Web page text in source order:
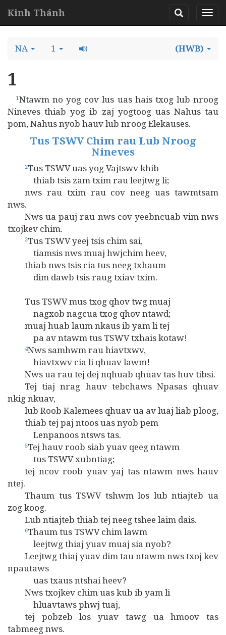
Kinh Thánh
NA 1 (HWB)
1
1Ntawm no yog cov lus uas hais txog lub nroog
Nineves thiab yog ib zaj yogtoog uas Nahus tau
pom, Nahus nyob hauv lub nroog Elekauses.
Tus TSWV Chim rau Lub Nroog
Nineves
2Tus TSWV uas yog Vajtswv khib
thiab tsis zam txim rau leejtwg li;
nws rau txim rau cov neeg uas tawmtsam
nws.
Nws ua pauj rau nws cov yeebncuab vim nws
txojkev chim.
3Tus TSWV yeej tsis chim sai,
tiamsis nws muaj hwjchim heev,
thiab nws tsis cia tus neeg txhaum
dim dawb tsis raug txiav txim.
Tus TSWV mus txog qhov twg muaj
nagxob nagcua txog qhov ntawd;
muaj huab laum nkaus ib yam li tej
pa av ntawm tus TSWV txhais kotaw!
4Nws samhwm rau hiavtxwv,
hiavtxwv cia li qhuav lawm!
Nws ua rau tej dej nqhuab qhuav tas huv tibsi.
Tej tiaj nrag hauv tebchaws Npasas qhuav
nkig nkuav,
lub Roob Kalemees qhuav ua av luaj liab ploog,
thiab tej paj ntoos uas nyob pem
Lenpanoos ntsws tas.
5Tej hauv roob siab yuav qeeg ntawm
tus TSWV xubntiag;
tej ncov roob yuav yaj tas ntawm nws hauv
ntej.
Thaum tus TSWV tshwm los lub ntiajteb ua
zog koog.
Lub ntiajteb thiab tej neeg tshee laim dais.
6Thaum tus TSWV chim lawm
leejtwg thiaj yuav muaj sia nyob?
Leejtwg thiaj yuav dim tau ntawm nws txoj kev
npautaws
uas txaus ntshai heev?
Nws txojkev chim uas kub ib yam li
hluavtaws phwj tuaj,
tej pobzeb los yuav tawg ua hmoov tas
tabmeeg nws.